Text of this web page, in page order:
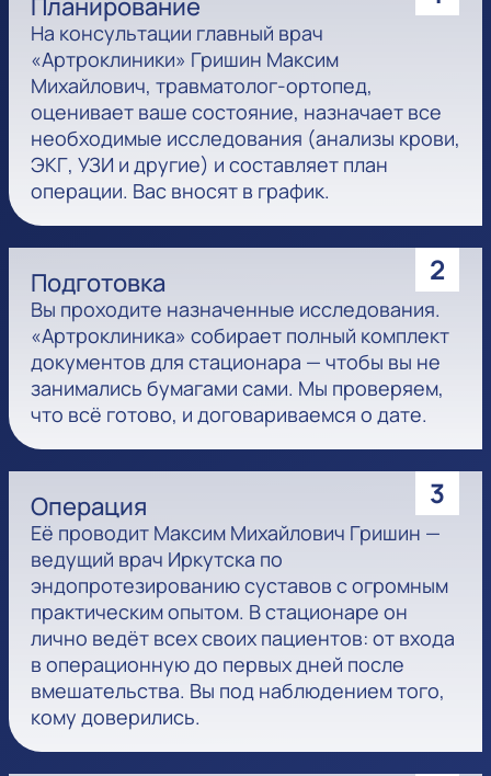
Планирование
На консультации главный врач
«Артроклиники» Гришин Максим
Михайлович, травматолог-ортопед,
оценивает ваше состояние, назначает все
необходимые исследования (анализы крови,
ЭКГ, УЗИ и другие) и составляет план
операции. Вас вносят в график.
2
Подготовка
Вы проходите назначенные исследования.
«Артроклиника» собирает полный комплект
документов для стационара — чтобы вы не
занимались бумагами сами. Мы проверяем,
что всё готово, и договариваемся о дате.
3
Операция
Её проводит Максим Михайлович Гришин —
ведущий врач Иркутска по
эндопротезированию суставов с огромным
практическим опытом. В стационаре он
лично ведёт всех своих пациентов: от входа
в операционную до первых дней после
вмешательства. Вы под наблюдением того,
кому доверились.